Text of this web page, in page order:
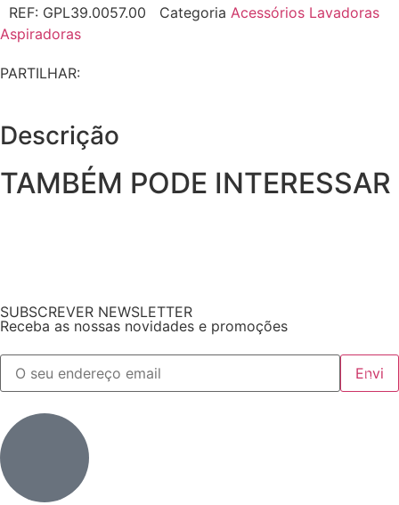
REF: GPL39.0057.00 Categoria Acessórios Lavadoras
Aspiradoras
PARTILHAR:
Descrição
TAMBÉM PODE INTERESSAR
SUBSCREVER NEWSLETTER
Receba as nossas novidades e promoções